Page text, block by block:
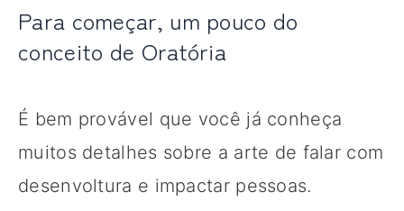
Para começar, um pouco do
conceito de Oratória
É bem provável que você já conheça
muitos detalhes sobre a arte de falar com
desenvoltura e impactar pessoas.